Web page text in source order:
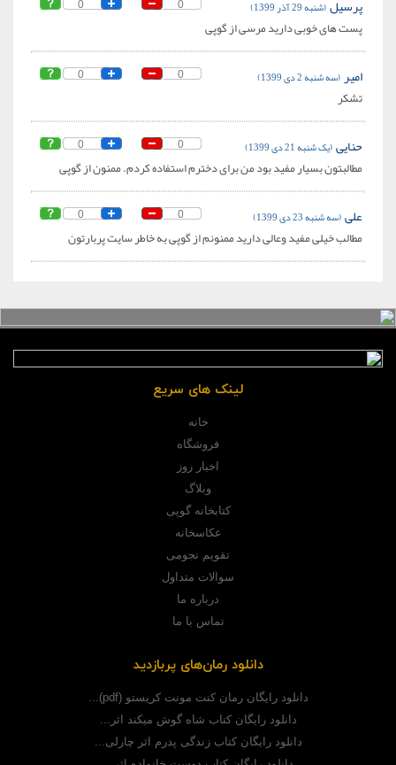
0 0 پرسیل(شنبه 29 آذر 1399)
پست های خوبی دارید مرسی از گوپی
0 0 امیر(سه شنبه 2 دی 1399)
تشکر
0 0 حنایی(یک شنبه 21 دی 1399)
مطالبتون بسیار مفید بود من برای دخترم استفاده کردم. ممنون از گوپی
0 0 علی(سه شنبه 23 دی 1399)
مطالب خیلی مفید وعالی دارید ممنونم از گوپی به خاطر سایت پربارتون
لینک های سریع
خانه
فروشگاه
اخبار روز
وبلاگ
کتابخانه گوپی
عکاسخانه
تقویم نجومی
سوالات متداول
درباره ما
تماس با ما
دانلود رمان‌های پربازدید
دانلود رایگان رمان کنت مونت کریستو (pdf)...
دانلود رایگان کتاب شاه گوش میکند اثر...
دانلود رایگان کتاب زندگی پدرم اثر چارلی...